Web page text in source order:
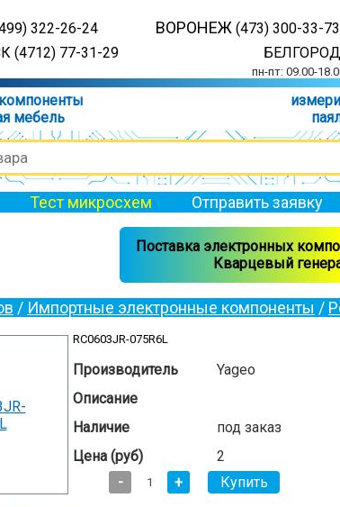
322-26-24 ВОРОНЕЖ (473) 300-33-73
(4712) 77-31-29
БЕЛГОРОД
пн-пт: 09.00-
мебель
Тест микросхем Отправить заявку
Поставка электронных
Кварцевый
/ Импортные электронные компоненты /
RC0603JR-075R6L
Производитель
Yageo
Описание
Наличие
под заказ
Цена (руб)
2
-
+